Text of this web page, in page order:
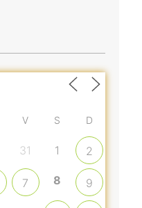
V S D
31 1 2
7 8 9